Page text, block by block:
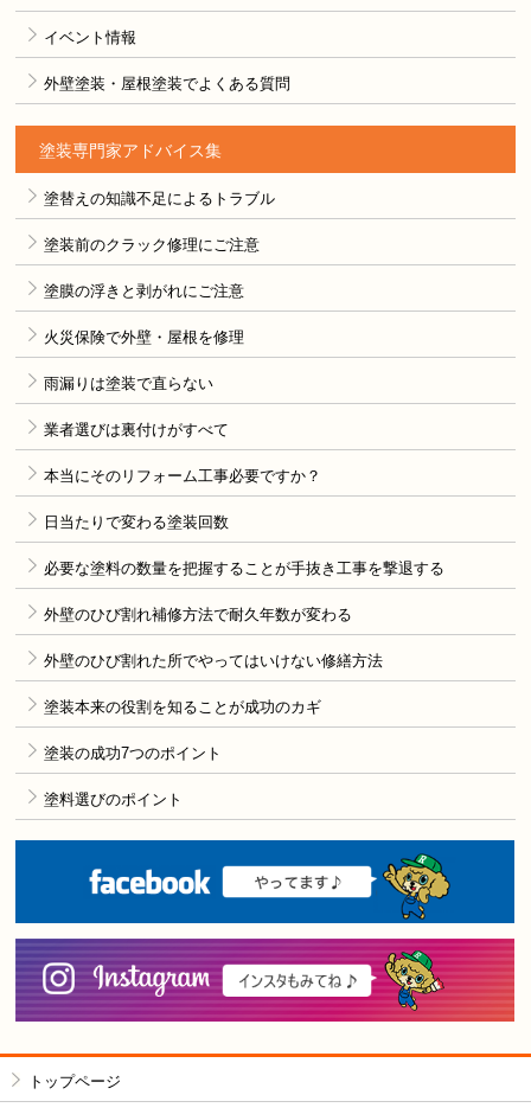
イベント情報
外壁塗装・屋根塗装でよくある質問
塗装専門家アドバイス集
塗替えの知識不足によるトラブル
塗装前のクラック修理にご注意
塗膜の浮きと剥がれにご注意
火災保険で外壁・屋根を修理
雨漏りは塗装で直らない
業者選びは裏付けがすべて
本当にそのリフォーム工事必要ですか？
日当たりで変わる塗装回数
必要な塗料の数量を把握することが手抜き工事を撃退する
外壁のひび割れ補修方法で耐久年数が変わる
外壁のひび割れた所でやってはいけない修繕方法
塗装本来の役割を知ることが成功のカギ
塗装の成功7つのポイント
塗料選びのポイント
トップページ